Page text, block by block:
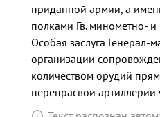
приданной армии, а
полками Гв. минометно-
Особая заслуга
организации
количеством орудий
перепрасвои
подручных средствах. ...»